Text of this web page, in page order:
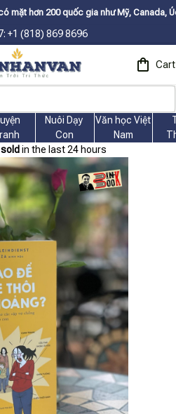
như Mỹ, Canada, Úc, Nhật, Hàn, và các
+1 (818) 869 8696
Cart
Nuôi Dạy
Con
Văn học Việt
Nam
sold in the last 24 hours